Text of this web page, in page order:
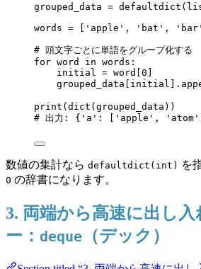
grouped_data = defaultdict (
words = ' apple ' , ' bat ' , ' bar '
# 頭文字ごとに単語をグループ化する
for word in words:
initial = word[ 0
grouped_data[initial].
print ( dict ( grouped_data ))
# 出力: {'a': ['apple',
数値の集計なら defaultdict(int) を
0 の辞書になります。
3. 両端から高速に出し
ー： deque （デック）